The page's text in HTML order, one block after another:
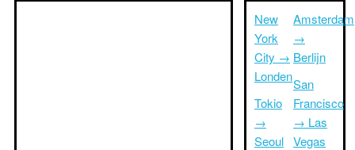
New
York
City →
Londen
Tokio
→
Seoul
Amsterdam
→
Berlijn
San
Francisco
→ Las
Vegas